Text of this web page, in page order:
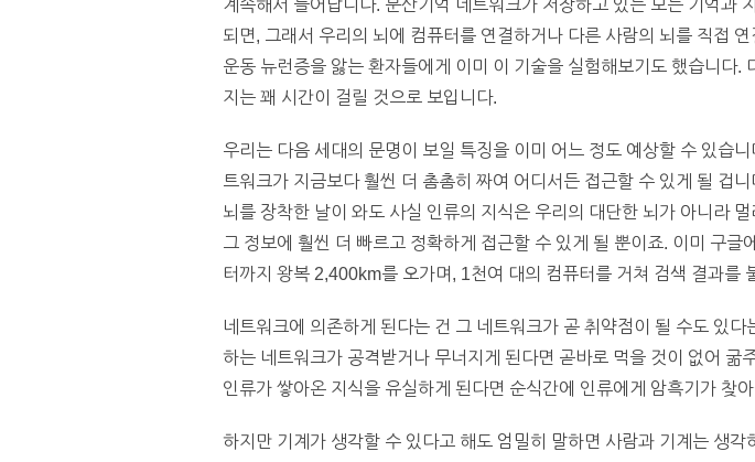
계속해서 늘어납니다. 분산기억 네트워크가 저장하고 있는 모든 기억과
되면, 그래서 우리의 뇌에 컴퓨터를 연결하거나 다른 사람의 뇌를 직접
운동 뉴런증을 앓는 환자들에게 이미 이 기술을 실험해보기도 했습니다
지는 꽤 시간이 걸릴 것으로 보입니다.
우리는 다음 세대의 문명이 보일 특징을 이미 어느 정도 예상할 수 있습
트워크가 지금보다 훨씬 더 촘촘히 짜여 어디서든 접근할 수 있게 될 겁
뇌를 장착한 날이 와도 사실 인류의 지식은 우리의 대단한 뇌가 아니라
그 정보에 훨씬 더 빠르고 정확하게 접근할 수 있게 될 뿐이죠. 이미 구
터까지 왕복 2,400km를 오가며, 1천여 대의 컴퓨터를 거쳐 검색 결과를
네트워크에 의존하게 된다는 건 그 네트워크가 곧 취약점이 될 수도 있
하는 네트워크가 공격받거나 무너지게 된다면 곧바로 먹을 것이 없어
인류가 쌓아온 지식을 유실하게 된다면 순식간에 인류에게 암흑기가 찾
하지만 기계가 생각할 수 있다고 해도 엄밀히 말하면 사람과 기계는 생